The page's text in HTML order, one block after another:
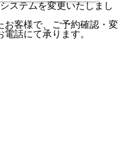
ステムを変更いたしまし
お客様で、ご予約確認・変
話にて承ります。